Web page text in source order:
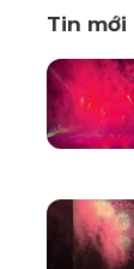
Tin mới